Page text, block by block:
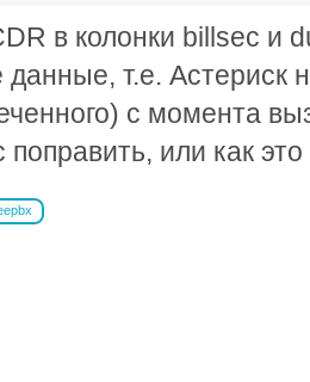
в колонки billsec и
т.е. Астериск
с момента
или как